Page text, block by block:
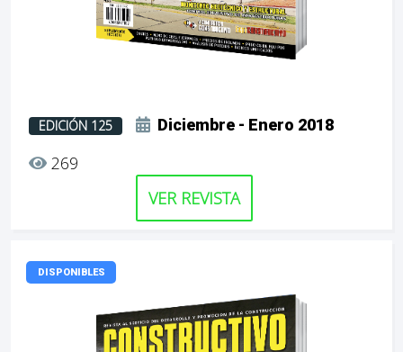
EDICIÓN 125 Diciembre - Enero 2018
269
VER REVISTA
DISPONIBLES